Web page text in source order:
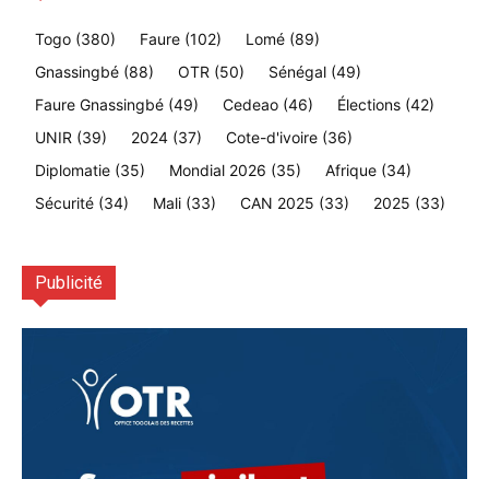
Togo (380) Faure (102) Lomé (89)
Gnassingbé (88) OTR (50) Sénégal (49)
Faure Gnassingbé (49) Cedeao (46) Élections (42)
UNIR (39) 2024 (37) Cote-d'ivoire (36)
Diplomatie (35) Mondial 2026 (35) Afrique (34)
Sécurité (34) Mali (33) CAN 2025 (33) 2025 (33)
Publicité